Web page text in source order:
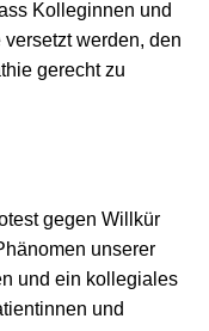
Kolleginnen und
werden, den
gerecht zu
gegen Willkür
unserer
und ein kollegiales
und